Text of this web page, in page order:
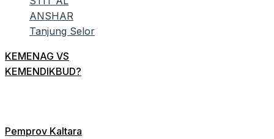
KEMENAG VS
KEMENDIKBUD?
Pemprov Kaltara